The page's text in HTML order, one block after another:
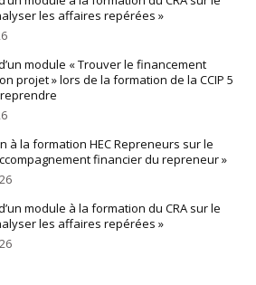
les affaires repérées »
module « Trouver le financement
projet » lors de la formation de la CCIP 5
à la formation HEC Repreneurs sur le
financier du repreneur »
module à la formation du CRA sur le
les affaires repérées »